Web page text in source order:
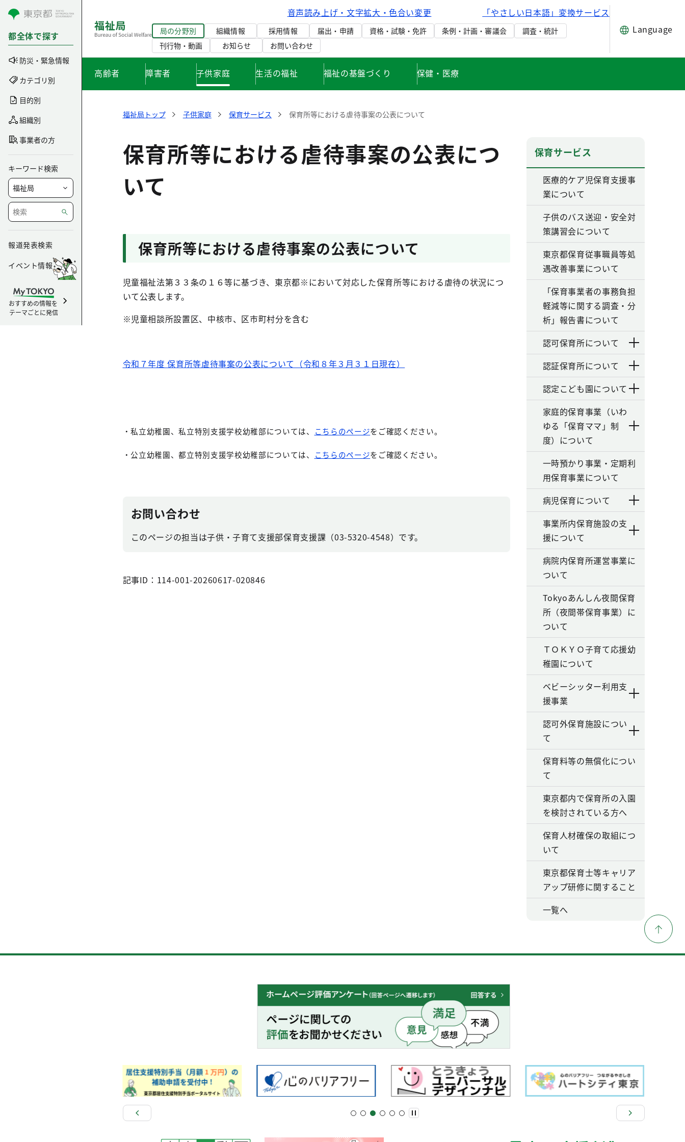
コンテンツにスキップ
都全体で探す
防災・緊急情報
カテゴリ別
目的別
組織別
事業者の方
キーワード検索
報道発表検索
イベント情報
おすすめの情報を
テーマごとに発信
音声読み上げ・文字拡大・色合い変更 「やさしい日本語」変換サービス
局の分野別 組織情報 採用情報 届出・申請 資格・試験・免許 条例・計画・審議会
調査・統計
刊行物・動画
お知らせ お問い合わせ
Language
高齢者 障害者 子供家庭 生活の福祉 福祉の基盤づくり 保健・医療
福祉局トップ 子供家庭 保育サービス 保育所等における虐待事案の公表について
保育所等における虐待事案の公表につ
いて
保育所等における虐待事案の公表について
児童福祉法第３３条の１６等に基づき、東京都※において対応した保育所等における虐待の状況につ
いて公表します。
※児童相談所設置区、中核市、区市町村分を含む
令和７年度 保育所等虐待事案の公表について（令和８年３月３１日現在）
・私立幼稚園、私立特別支援学校幼稚部については、 こちらのページをご確認ください。
・公立幼稚園、都立特別支援学校幼稚部については、 こちらのページをご確認ください。
お問い合わせ
このページの担当は子供・子育て支援部保育支援課（03-5320-4548）です。
記事ID：114-001-20260617-020846
保育サービス
医療的ケア児保育支援事
業について
子供のバス送迎・安全対
策講習会について
東京都保育従事職員等処
遇改善事業について
「保育事業者の事務負担
軽減等に関する調査・分
析」報告書について
認可保育所について
認証保育所について
認定こども園について
家庭的保育事業（いわ
ゆる「保育ママ」制
度）について
一時預かり事業・定期利
用保育事業について
病児保育について
事業所内保育施設の支
援について
病院内保育所運営事業に
ついて
Tokyoあんしん夜間保育
所（夜間帯保育事業）に
ついて
ＴＯＫＹＯ子育て応援幼
稚園について
ベビーシッター利用支
援事業
認可外保育施設につい
て
保育料等の無償化につい
て
東京都内で保育所の入園
を検討されている方へ
保育人材確保の取組につ
いて
東京都保育士等キャリア
アップ研修に関すること
一覧へ